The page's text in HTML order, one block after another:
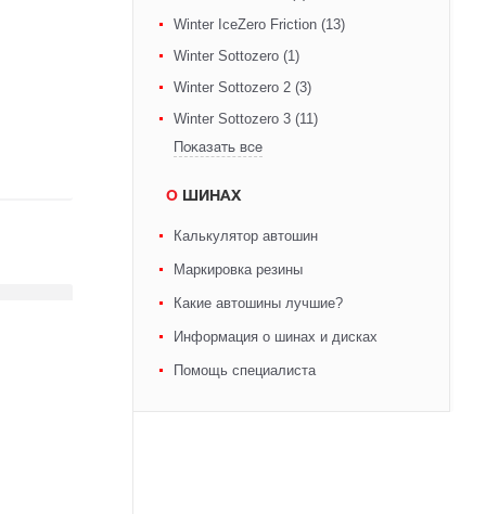
Winter IceZero Friction (13)
Winter Sottozero (1)
Winter Sottozero 2 (3)
Winter Sottozero 3 (11)
Показать все
О ШИНАХ
Калькулятор автошин
Маркировка резины
Какие автошины лучшие?
Информация о шинах и дисках
Помощь специалиста